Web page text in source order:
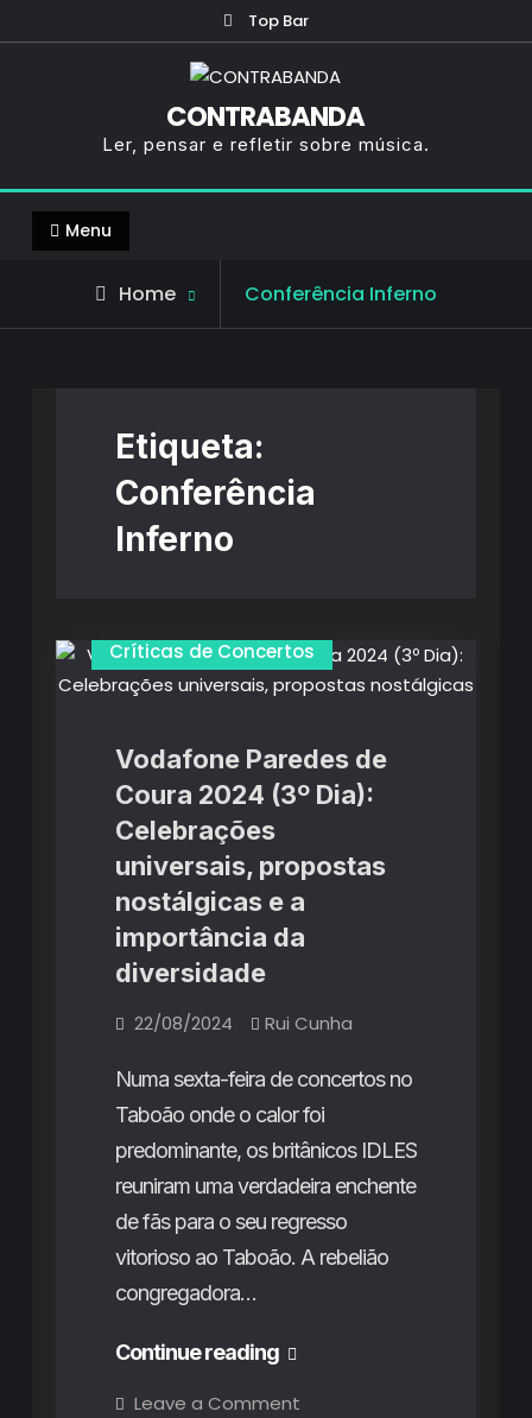
to
Top Bar
CONTRABANDA
Ler, pensar e refletir sobre música.
Menu
Home
Posts
tagged
Conferência Inferno
Etiqueta:
Conferência
Inferno
Críticas de Concertos
Vodafone Paredes de
Coura 2024 (3º Dia):
Celebrações
universais, propostas
nostálgicas e a
importância da
diversidade
22/08/2024 Rui Cunha
Numa sexta-feira de concertos no
Taboão onde o calor foi
predominante, os britânicos IDLES
reuniram uma verdadeira enchente
de fãs para o seu regresso
vitorioso ao Taboão. A rebelião
congregadora…
Continue readingVodafone
Leave a Commenton